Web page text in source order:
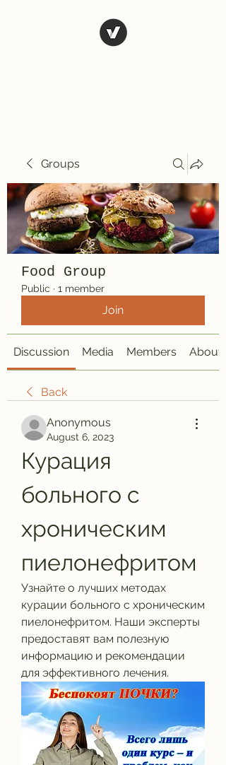
Groups
Food Group
Public · 1 member
Join
Discussion Media Members About
Back
Anonymous
August 6, 2023
Курация
больного с
хроническим
пиелонефритом
Узнайте о лучших методах
курации больного с хроническим
пиелонефритом. Наши эксперты
предоставят вам полезную
информацию и рекомендации
для эффективного лечения.